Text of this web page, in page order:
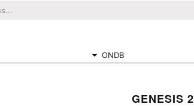
ONDB
GENESIS 2